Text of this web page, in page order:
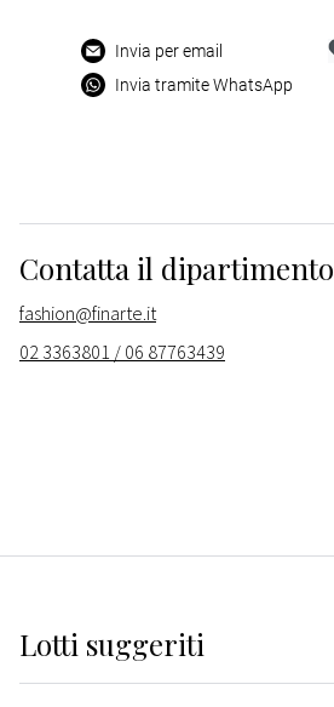
Invia per email
Invia tramite WhatsApp
Contatta il dipartimento
fashion@finarte.it
02 3363801 / 06 87763439
Lotti suggeriti